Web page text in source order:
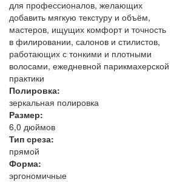
для профессионалов, желающих
добавить мягкую текстуру и объём,
мастеров, ищущих комфорт и точность
в филировании, салонов и стилистов,
работающих с тонкими и плотными
волосами, ежедневной парикмахерской
практики
Полировка:
зеркальная полировка
Размер:
6,0 дюймов
Тип среза:
прямой
Форма:
эргономичные